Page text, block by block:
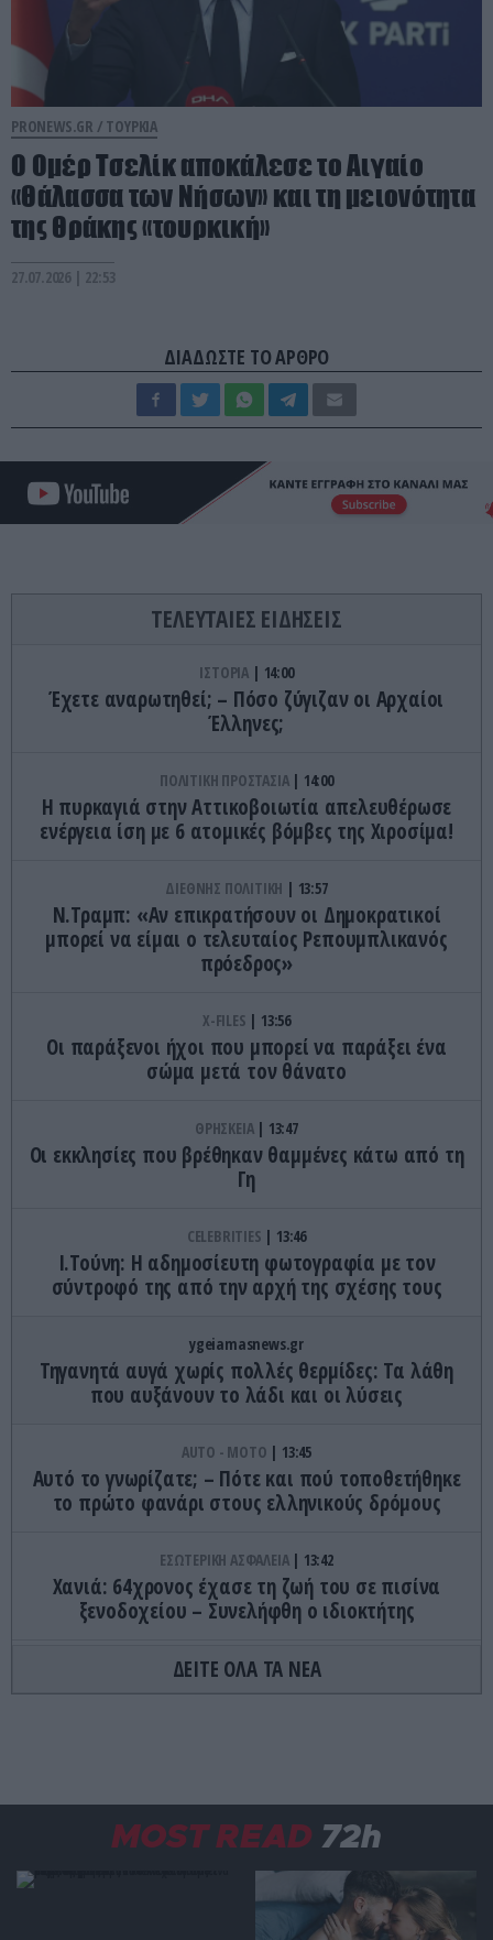
PRONEWS.GR / ΤΟΥΡΚΙΑ
Ο Ομέρ Τσελίκ αποκάλεσε το Αιγαίο
«Θάλασσα των Νήσων» και τη μειονότητα
της Θράκης «τουρκική»
27.07.2026 | 22:53
ΔΙΑΔΩΣΤΕ ΤΟ ΑΡΘΡΟ
ΤΕΛΕΥΤΑΙΕΣ ΕΙΔΗΣΕΙΣ
ΙΣΤΟΡΙΑ 14:00
Έχετε αναρωτηθεί; – Πόσο ζύγιζαν οι Αρχαίοι
Έλληνες;
ΠΟΛΙΤΙΚΗ ΠΡΟΣΤΑΣΙΑ 14:00
Η πυρκαγιά στην Αττικοβοιωτία απελευθέρωσε
ενέργεια ίση με 6 ατομικές βόμβες της Χιροσίμα!
ΔΙΕΘΝΗΣ ΠΟΛΙΤΙΚΗ 13:57
Ν.Τραμπ: «Αν επικρατήσουν οι Δημοκρατικοί
μπορεί να είμαι ο τελευταίος Ρεπουμπλικανός
πρόεδρος»
X-FILES 13:56
Οι παράξενοι ήχοι που μπορεί να παράξει ένα
σώμα μετά τον θάνατο
ΘΡΗΣΚΕΙΑ 13:47
Οι εκκλησίες που βρέθηκαν θαμμένες κάτω από τη
Γη
CELEBRITIES 13:46
Ι.Τούνη: Η αδημοσίευτη φωτογραφία με τον
σύντροφό της από την αρχή της σχέσης τους
ygeiamasnews.gr
Τηγανητά αυγά χωρίς πολλές θερμίδες: Τα λάθη
που αυξάνουν το λάδι και οι λύσεις
AUTO - MOTO 13:45
Αυτό το γνωρίζατε; – Πότε και πού τοποθετήθηκε
το πρώτο φανάρι στους ελληνικούς δρόμους
ΕΣΩΤΕΡΙΚΗ ΑΣΦΑΛΕΙΑ 13:42
Χανιά: 64χρονος έχασε τη ζωή του σε πισίνα
ξενοδοχείου – Συνελήφθη ο ιδιοκτήτης
ΑΣΤΡΑ & ΖΩΔΙΑ 13:39
Τα τέσσερα ζώδια που θα ζήσουν μεγάλες
ΟΑΚΑ: Δώδεκα συλλήψεις οπαδών πριν από τον
αγώνα Παναθηναϊκού – ΤΣΣΚΑ 1948 την Τετάρτη
Ο γρίφος με τον βαρκάρη και το πρόβατο που έχει
ΔΕΙΤΕ ΟΛΑ ΤΑ ΝΕΑ
MOST READ 72h